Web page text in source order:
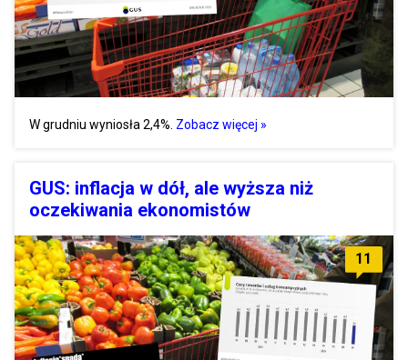
W grudniu wyniosła 2,4%. Zobacz więcej »
GUS: inflacja w dół, ale wyższa niż
oczekiwania ekonomistów
11